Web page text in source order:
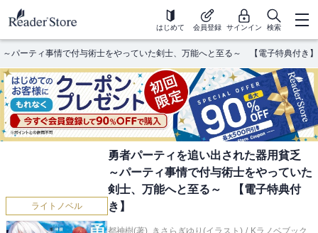
はじめて 会員登録 サインイン 検索
パーティ事情で付与術士をやっていた剣士、万能へと至る～ 【電子特典付き】
ライトノベル
勇者パーティを追い出された器用貧乏
～パーティ事情で付与術士をやっていた
剣士、万能へと至る～ 【電子特典付
き】